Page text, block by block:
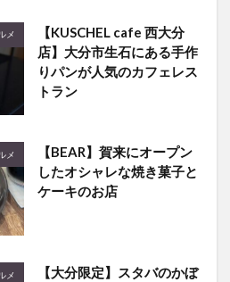
メ
【KUSCHEL cafe 西大分
店】大分市生石にある手作
りパンが人気のカフェレス
トラン
メ
【BEAR】賀来にオープン
したオシャレな焼き菓子と
ケーキのお店
メ
【大分限定】スタバのかぼ